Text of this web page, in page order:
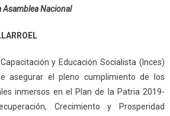
Asamblea Nacional
y Educación Socialista (Inces)
asegurar el pleno cumplimiento de los
inmersos en el Plan de la Patria 2019-
Crecimiento y Prosperidad